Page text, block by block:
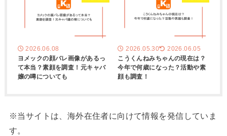
2026.06.08
ヨメックの顔バレ画像があるっ
て本当？素顔を調査！元キャバ
嬢の噂についても
2026.05.30 2026.06.05
こうくんねみちゃんの現在は？
今年で何歳になった？活動や素
顔も調査！
※当サイトは、海外在住者に向けて情報を発信していま
す。